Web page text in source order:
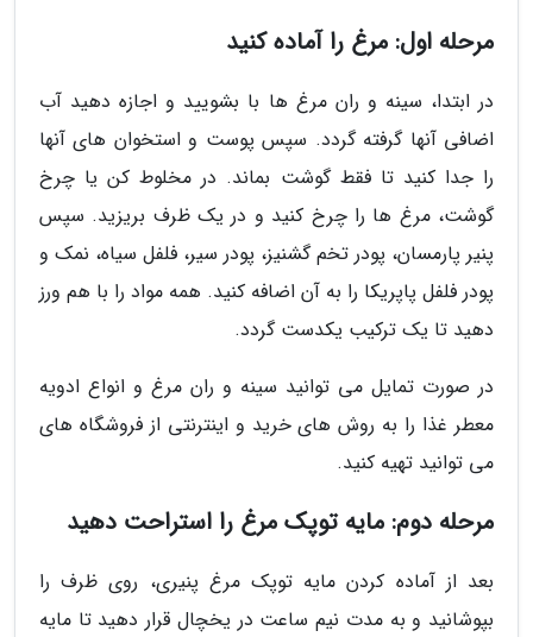
مرحله اول: مرغ را آماده کنید
در ابتدا، سینه و ران مرغ ها با بشویید و اجازه دهید آب
اضافی آنها گرفته گردد. سپس پوست و استخوان های آنها
را جدا کنید تا فقط گوشت بماند. در مخلوط کن یا چرخ
گوشت، مرغ ها را چرخ کنید و در یک ظرف بریزید. سپس
پنیر پارمسان، پودر تخم گشنیز، پودر سیر، فلفل سیاه، نمک و
پودر فلفل پاپریکا را به آن اضافه کنید. همه مواد را با هم ورز
دهید تا یک ترکیب یکدست گردد.
در صورت تمایل می توانید سینه و ران مرغ و انواع ادویه
معطر غذا را به روش های خرید و اینترنتی از فروشگاه های
می توانید تهیه کنید.
مرحله دوم: مایه توپک مرغ را استراحت دهید
بعد از آماده کردن مایه توپک مرغ پنیری، روی ظرف را
بپوشانید و به مدت نیم ساعت در یخچال قرار دهید تا مایه